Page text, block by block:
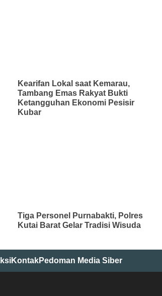
Kearifan Lokal saat Kemarau,
Tambang Emas Rakyat Bukti
Ketangguhan Ekonomi Pesisir
Kubar
Tiga Personel Purnabakti, Polres
Kutai Barat Gelar Tradisi Wisuda
KontakPedoman Media Siber